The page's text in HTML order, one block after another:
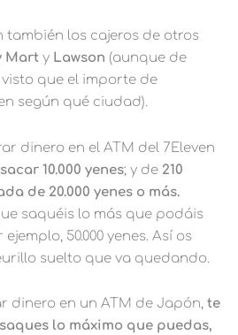
también los cajeros de otros
Mart y Lawson (aunque de
visto que el importe de
según qué ciudad).
dinero en el ATM del 7Eleven
10.000 yenes; y de 210
de 20.000 yenes o más.
saquéis lo más que podáis
50.000 yenes. Así os
suelto que va quedando.
dinero en un ATM de Japón, te
lo máximo que puedas,